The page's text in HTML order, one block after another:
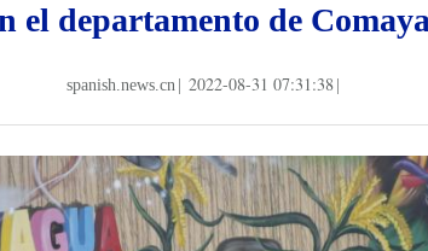
el departamento de
spanish.news.cn 2022-08-31 07:31:38